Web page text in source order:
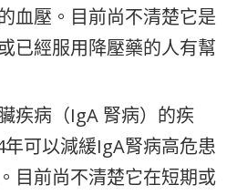
血壓。目前尚不清楚它是
已經服用降壓藥的人有幫
疾病（IgA 腎病）的疾
可以減緩IgA腎病高危患
目前尚不清楚它在短期或